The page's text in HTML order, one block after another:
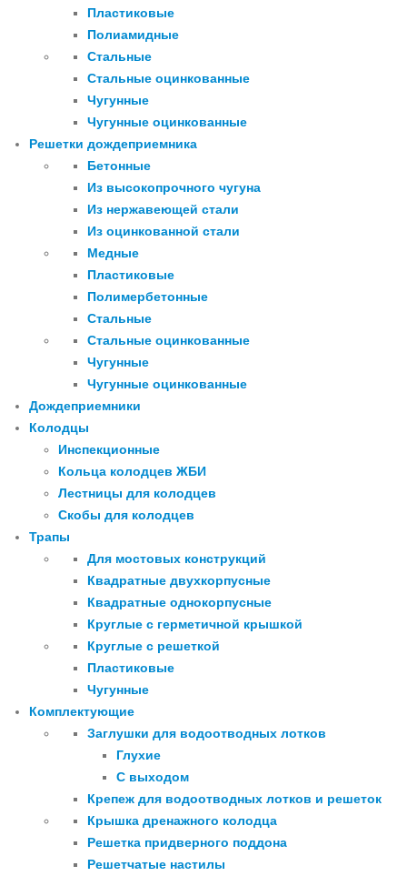
Пластиковые
Полиамидные
Стальные
Стальные оцинкованные
Чугунные
Чугунные оцинкованные
Решетки дождеприемника
Бетонные
Из высокопрочного чугуна
Из нержавеющей стали
Из оцинкованной стали
Медные
Пластиковые
Полимербетонные
Стальные
Стальные оцинкованные
Чугунные
Чугунные оцинкованные
Дождеприемники
Колодцы
Инспекционные
Кольца колодцев ЖБИ
Лестницы для колодцев
Скобы для колодцев
Трапы
Для мостовых конструкций
Квадратные двухкорпусные
Квадратные однокорпусные
Круглые с герметичной крышкой
Круглые с решеткой
Пластиковые
Чугунные
Комплектующие
Заглушки для водоотводных лотков
Глухие
С выходом
Крепеж для водоотводных лотков и решеток
Крышка дренажного колодца
Решетка придверного поддона
Решетчатые настилы